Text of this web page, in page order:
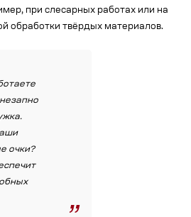
при слесарных работах или на
обработки твёрдых материалов.
очки?